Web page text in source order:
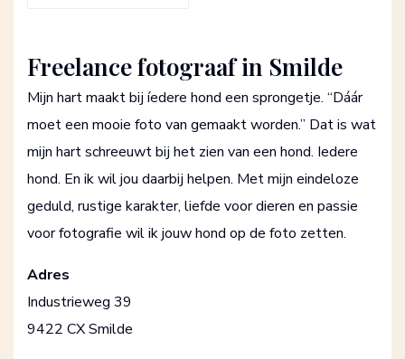
Freelance fotograaf in Smilde
Mijn hart maakt bij íedere hond een sprongetje. “Dáár
moet een mooie foto van gemaakt worden.” Dat is wat
mijn hart schreeuwt bij het zien van een hond. Iedere
hond. En ik wil jou daarbij helpen. Met mijn eindeloze
geduld, rustige karakter, liefde voor dieren en passie
voor fotografie wil ik jouw hond op de foto zetten.
Adres
Industrieweg 39
9422 CX Smilde